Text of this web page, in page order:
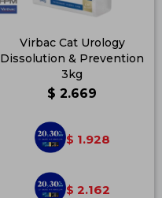
Virbac Cat Urology
Dissolution & Prevention
3kg
$ 2.669
$ 1.928
$ 2.162